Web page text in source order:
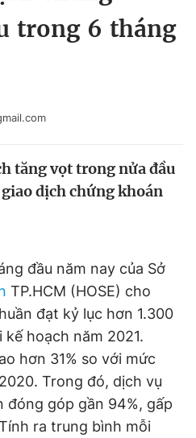
Magazine
Bạn cần biết
Liên hệ quảng cáo
trong 6 tháng
tăng vọt trong nửa đầu
dịch chứng khoán
đầu năm nay của Sở
TP.HCM (HOSE) cho
đạt kỷ lục hơn 1.300
hoạch năm 2021.
hơn 31% so với mức
Trong đó, dịch vụ
đóng góp gần 94%, gấp
ra trung bình mỗi